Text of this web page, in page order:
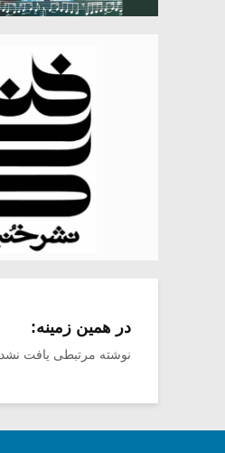
در همین زمینه:
نوشته مرتبطی یافت نشد